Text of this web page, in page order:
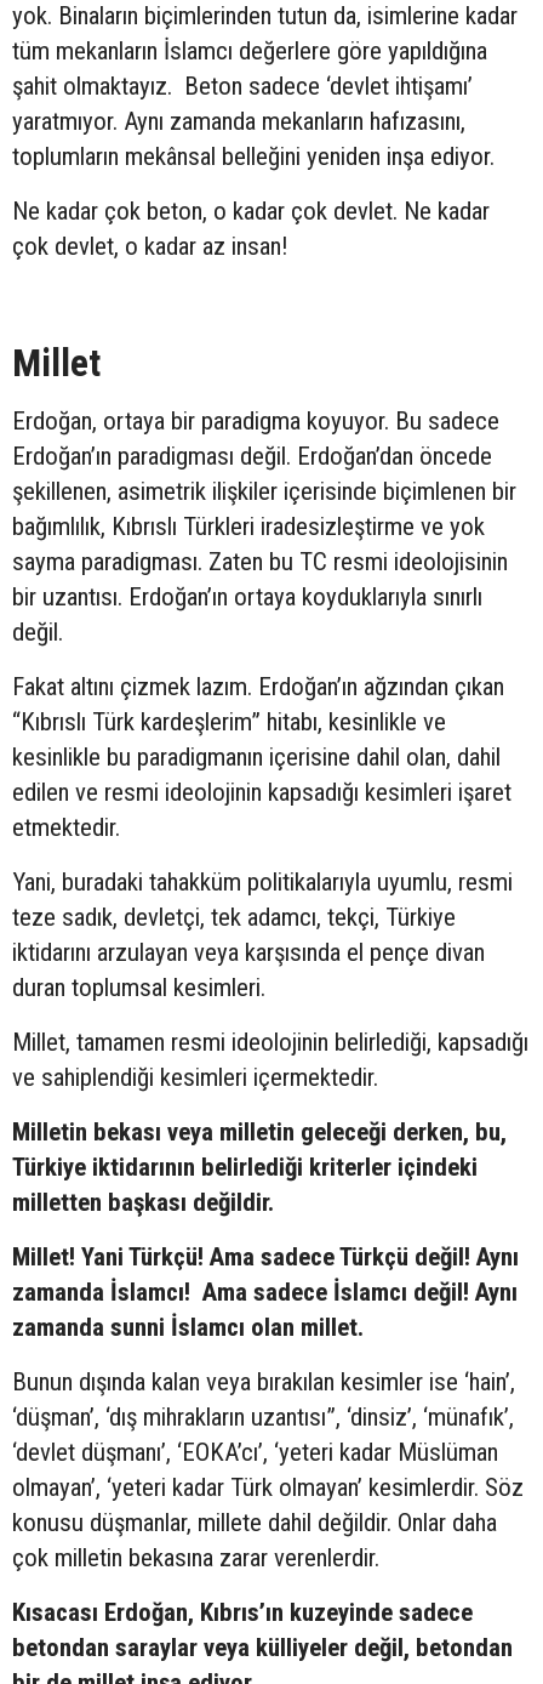
yok. Binaların biçimlerinden tutun da, isimlerine kadar
tüm mekanların İslamcı değerlere göre yapıldığına
şahit olmaktayız. Beton sadece ‘devlet ihtişamı’
yaratmıyor. Aynı zamanda mekanların hafızasını,
toplumların mekânsal belleğini yeniden inşa ediyor.
Ne kadar çok beton, o kadar çok devlet. Ne kadar
çok devlet, o kadar az insan!
Millet
Erdoğan, ortaya bir paradigma koyuyor. Bu sadece
Erdoğan’ın paradigması değil. Erdoğan’dan öncede
şekillenen, asimetrik ilişkiler içerisinde biçimlenen bir
bağımlılık, Kıbrıslı Türkleri iradesizleştirme ve yok
sayma paradigması. Zaten bu TC resmi ideolojisinin
bir uzantısı. Erdoğan’ın ortaya koyduklarıyla sınırlı
değil.
Fakat altını çizmek lazım. Erdoğan’ın ağzından çıkan
“Kıbrıslı Türk kardeşlerim” hitabı, kesinlikle ve
kesinlikle bu paradigmanın içerisine dahil olan, dahil
edilen ve resmi ideolojinin kapsadığı kesimleri işaret
etmektedir.
Yani, buradaki tahakküm politikalarıyla uyumlu, resmi
teze sadık, devletçi, tek adamcı, tekçi, Türkiye
iktidarını arzulayan veya karşısında el pençe divan
duran toplumsal kesimleri.
Millet, tamamen resmi ideolojinin belirlediği, kapsadığı
ve sahiplendiği kesimleri içermektedir.
Milletin bekası veya milletin geleceği derken, bu,
Türkiye iktidarının belirlediği kriterler içindeki
milletten başkası değildir.
Millet! Yani Türkçü! Ama sadece Türkçü değil! Aynı
zamanda İslamcı! Ama sadece İslamcı değil! Aynı
zamanda sunni İslamcı olan millet.
Bunun dışında kalan veya bırakılan kesimler ise ‘hain’,
‘düşman’, ‘dış mihrakların uzantısı”, ‘dinsiz’, ‘münafık’,
‘devlet düşmanı’, ‘EOKA’cı’, ‘yeteri kadar Müslüman
olmayan’, ‘yeteri kadar Türk olmayan’ kesimlerdir. Söz
konusu düşmanlar, millete dahil değildir. Onlar daha
çok milletin bekasına zarar verenlerdir.
Kısacası Erdoğan, Kıbrıs’ın kuzeyinde sadece
betondan saraylar veya külliyeler değil, betondan